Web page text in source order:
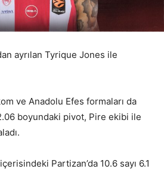
ayrılan Tyrique Jones ile
ve Anadolu Efes formaları da
boyundaki pivot, Pire ekibi ile
Partizan’da 10.6 sayı 6.1